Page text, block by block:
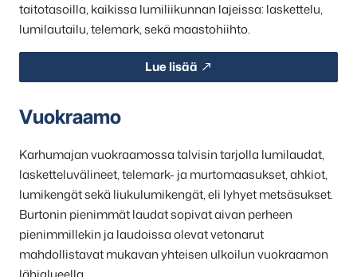
taitotasoilla, kaikissa lumiliikunnan lajeissa: laskettelu,
lumilautailu, telemark, sekä maastohiihto.
Lue lisää
Vuokraamo
Karhumajan vuokraamossa talvisin tarjolla lumilaudat,
lasketteluvälineet, telemark- ja murtomaasukset, ahkiot,
lumikengät sekä liukulumikengät, eli lyhyet metsäsukset.
Burtonin pienimmät laudat sopivat aivan perheen
pienimmillekin ja laudoissa olevat vetonarut
mahdollistavat mukavan yhteisen ulkoilun vuokraamon